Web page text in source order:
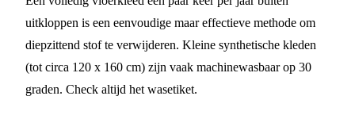
uitkloppen is een eenvoudige maar effectieve methode om
diepzittend stof te verwijderen. Kleine synthetische kleden
(tot circa 120 x 160 cm) zijn vaak machinewasbaar op 30
graden. Check altijd het wasetiket.